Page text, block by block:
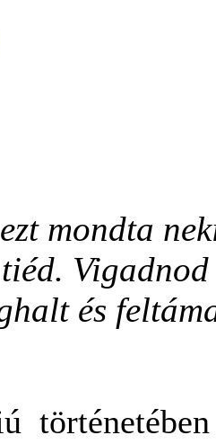
mondta
és